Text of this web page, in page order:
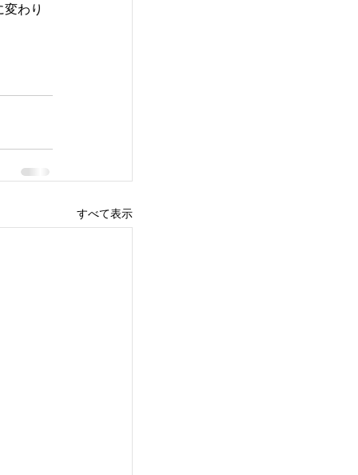
わり
すべて表示